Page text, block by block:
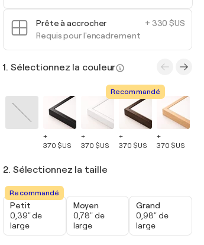
+ 330 $US
Prête à accrocher
Requis pour l'encadrement
1. Sélectionnez la couleur
+
370 $US
+
370 $US
Recommandé
+
370 $US
+
370 $US
2. Sélectionnez la taille
Recommandé
Petit
0,39" de
large
Moyen
0,78" de
large
Grand
0,98" de
large